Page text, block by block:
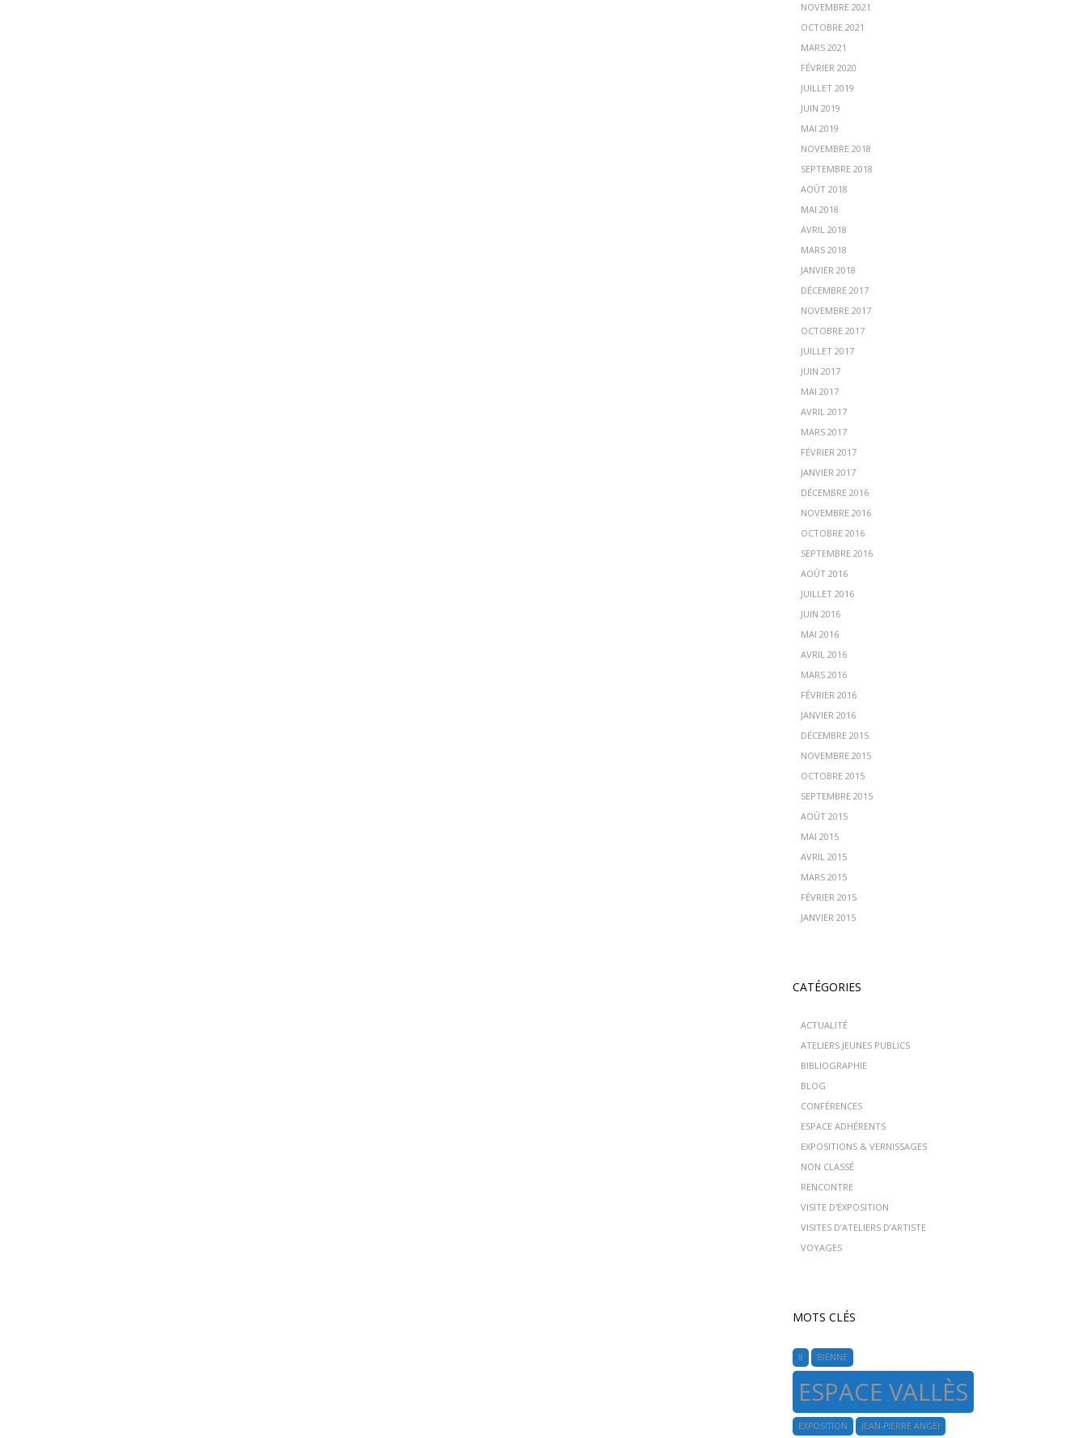
NOVEMBRE 2021
OCTOBRE 2021
MARS 2021
FÉVRIER 2020
JUILLET 2019
JUIN 2019
MAI 2019
NOVEMBRE 2018
SEPTEMBRE 2018
AOÛT 2018
MAI 2018
AVRIL 2018
MARS 2018
JANVIER 2018
DÉCEMBRE 2017
NOVEMBRE 2017
OCTOBRE 2017
JUILLET 2017
JUIN 2017
MAI 2017
AVRIL 2017
MARS 2017
FÉVRIER 2017
JANVIER 2017
DÉCEMBRE 2016
NOVEMBRE 2016
OCTOBRE 2016
SEPTEMBRE 2016
AOÛT 2016
JUILLET 2016
JUIN 2016
MAI 2016
AVRIL 2016
MARS 2016
FÉVRIER 2016
JANVIER 2016
DÉCEMBRE 2015
NOVEMBRE 2015
OCTOBRE 2015
SEPTEMBRE 2015
AOÛT 2015
MAI 2015
AVRIL 2015
MARS 2015
FÉVRIER 2015
JANVIER 2015
CATÉGORIES
ACTUALITÉ
ATELIERS JEUNES PUBLICS
BIBLIOGRAPHIE
BLOG
CONFÉRENCES
ESPACE ADHÉRENTS
EXPOSITIONS & VERNISSAGES
NON CLASSÉ
RENCONTRE
VISITE D'EXPOSITION
VISITES D’ATELIERS D’ARTISTE
VOYAGES
MOTS CLÉS
8 BIENNE
ESPACE VALLÈS
EXPOSITION JEAN-PIERRE ANGEI